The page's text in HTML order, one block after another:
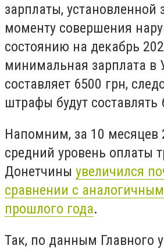
зарплаты, установленной
моменту совершения
состоянию на декабрь
минимальная зарплата в
составляет 6500 грн,
штрафы будут составлять
Напомним, за 10 месяцев
средний уровень оплаты
Донетчины увеличился
сравнении с
прошлого года.
Так, по данным Главного